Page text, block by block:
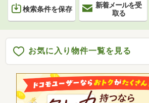
検索条件を保存
新着メールを受
取る
お気に入り物件一覧を見る